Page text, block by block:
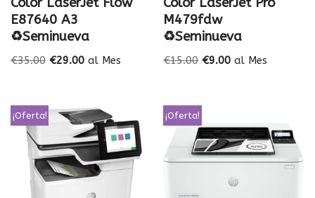
E87640 A3
♻️Seminueva
€35.00 €29.00 al Mes
M479fdw
♻️Seminueva
€15.00 €9.00 al Mes
¡Oferta! ¡Oferta!